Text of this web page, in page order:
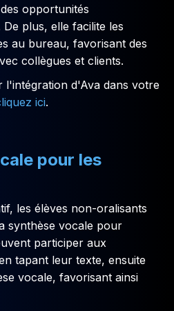
opportunités
plus, elle facilite les
au bureau, favorisant des
collègues et clients.
l'intégration d'Ava dans votre
ici.
pour les
les élèves non-oralisants
synthèse vocale pour
participer aux
tapant leur texte, ensuite
vocale, favorisant ainsi